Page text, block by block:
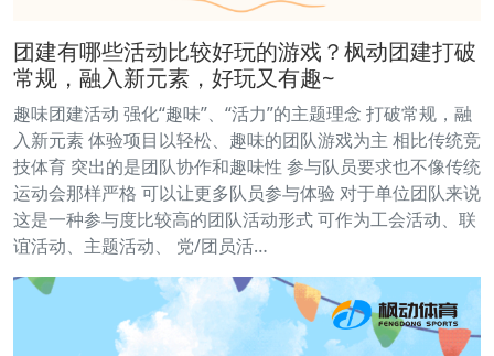
团建有哪些活动比较好玩的游戏？枫动团建打破
常规，融入新元素，好玩又有趣~
趣味团建活动 强化“趣味”、“活力”的主题理念 打破常规，融
入新元素 体验项目以轻松、趣味的团队游戏为主 相比传统竞
技体育 突出的是团队协作和趣味性 参与队员要求也不像传统
运动会那样严格 可以让更多队员参与体验 对于单位团队来说
这是一种参与度比较高的团队活动形式 可作为工会活动、联
谊活动、主题活动、 党/团员活…